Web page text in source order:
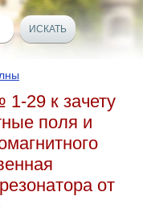
29 к зачету
поля и
от